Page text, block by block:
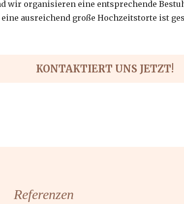
wir organisieren eine entsprechende
ausreichend große Hochzeitstorte ist
KONTAKTIERT UNS JETZT!
Referenzen